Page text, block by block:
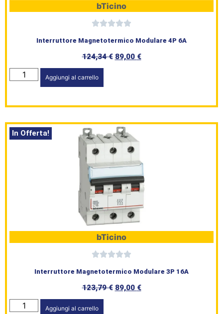
bTicino
Interruttore Magnetotermico Modulare 4P 6A
124,34€ 89,00 €
Aggiungi al carrello
In Offerta!
bTicino
Interruttore Magnetotermico Modulare 3P 16A
123,79€ 89,00 €
Aggiungi al carrello